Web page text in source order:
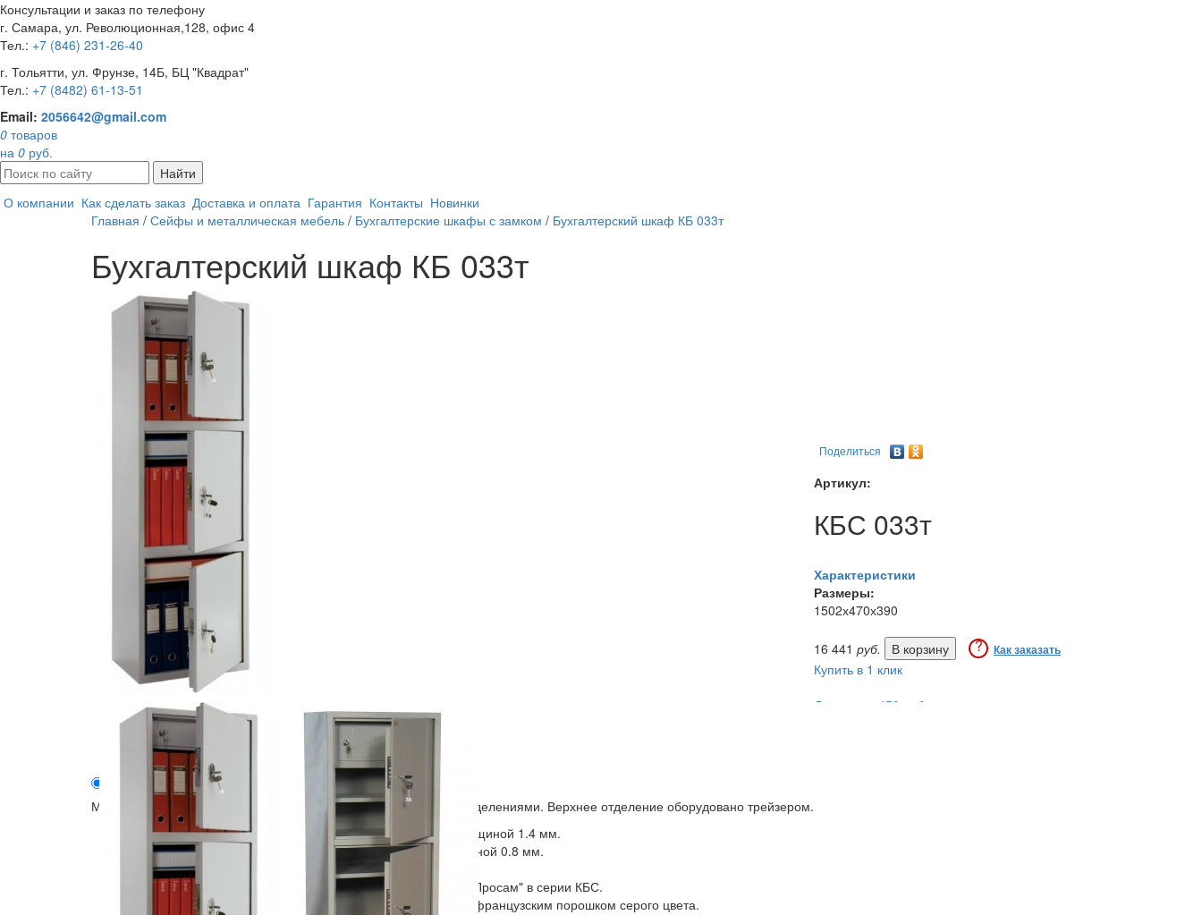
Консультации и заказ по телефону
г. Самара, ул. Революционная,128, офис 4
Тел.: +7 (846) 231-26-40
г. Тольятти, ул. Фрунзе, 14Б, БЦ "Квадрат"
Тел.: +7 (8482) 61-13-51
Email: 2056642@gmail.com
0 товаров
на 0 руб.
Найти
О компании Как сделать заказ Доставка и оплата Гарантия Контакты Новинки
Главная / Сейфы и металлическая мебель / Бухгалтерские шкафы с замком / Бухгалтерский шкаф КБ 033т
Бухгалтерский шкаф КБ 033т
Модели серии
Металлический бухгалтерский шкаф КБ - 033т / КБС - 033т с 3 отделениями. Верхнее отделение оборудовано трейзером.
Корпус и дверь шкафа изготовлены из стального листа толщиной 1.4 мм.
Дверь изнутри усилена коробкой из стального листа толщиной 0.8 мм.
3 полки (несъемные), трейзер.
3 ключевых замка "Kale" (Турция) в серии КБ или 3 замка "Просам" в серии КБС.
Полимерное покрытие высококачественным финским или французским порошком серого цвета.
Поделиться
Артикул:
КБС 033т
Характеристики
Размеры:
1502х470х390
16 441 руб. ? Как заказать
Купить в 1 клик
Доставка - 450 руб.